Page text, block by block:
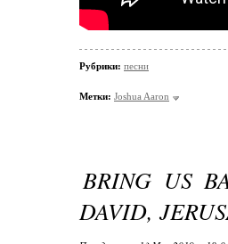
Рубрики: песни
Метки: Joshua Aaron
BRING US
DAVID,